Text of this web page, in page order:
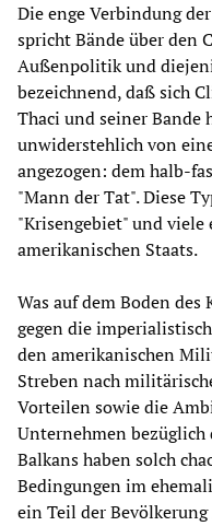
Die enge Verbindung
spricht Bände über den
Außenpolitik und
bezeichnend, daß sich
Thaci und seiner Bande
unwiderstehlich von
angezogen: dem halb-
"Mann der Tat". Diese
"Krisengebiet" und viele
amerikanischen Staats.
Was auf dem Boden
gegen die
den amerikanischen
Streben nach
Vorteilen sowie die
Unternehmen
Balkans haben solch
Bedingungen im
ein Teil der